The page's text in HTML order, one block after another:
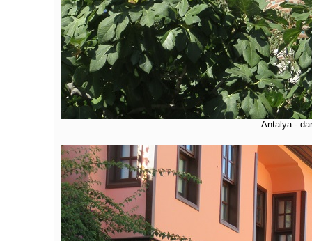
Antalya -